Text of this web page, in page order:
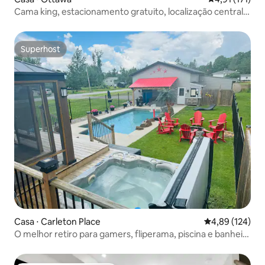
Cama king, estacionamento gratuito, localização central e
Superhost
Superhost
Casa ⋅ Carleton Place 4,89 de uma
4,89 (124)
O melhor retiro para gamers, fliperama, piscina e banheira